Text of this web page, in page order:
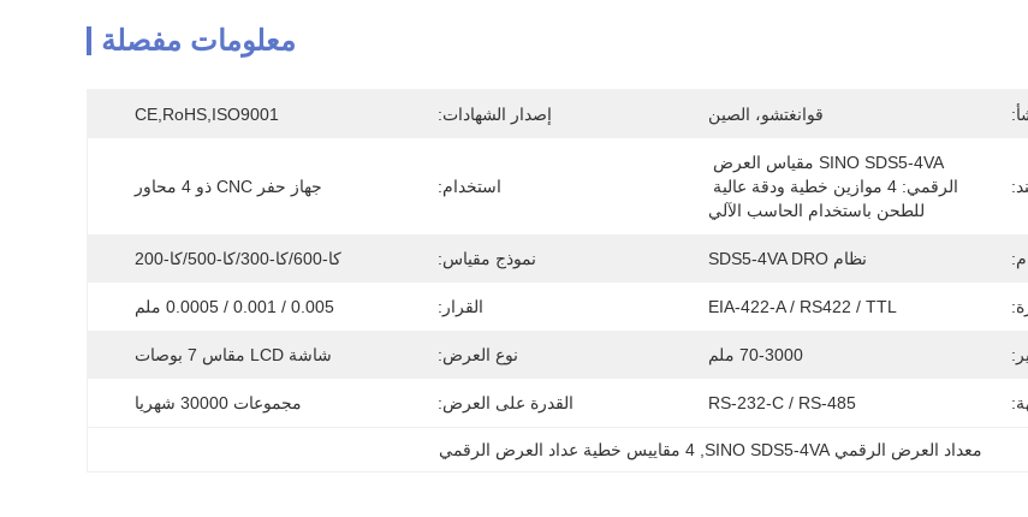
معلومات مفصلة
قوانغتشو، الصين إصدار الشهادات: CE,RoHS,ISO9001
للطحن باستخدام الحاسب الآلي
استخدام: جهاز حفر CNC ذو 4 محاور
نظام SDS5-4VA DRO نموذج مقياس: كا-600/كا-300/كا-500/كا-200
EIA-422-A / RS422 / TTL القرار: 0.005 / 0.001 / 0.0005 ملم
70-3000 ملم نوع العرض: شاشة LCD مقاس 7 بوصات
RS-232-C / RS-485 القدرة على العرض: مجموعات 30000 شهريا
معداد العرض الرقمي SINO SDS5-4VA , 4 مقاييس خطية عداد العرض الرقمي